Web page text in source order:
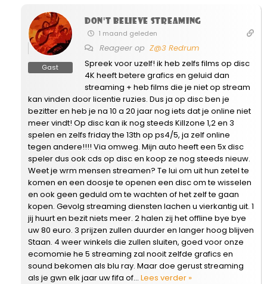
Gast
Don't believe streaming
1 maand geleden
Reageer op Z@3 Redrum
Spreek voor uzelf! ik heb zelfs films op disc
4K heeft betere grafics en geluid dan
streaming + heb films die je niet op stream
kan vinden door licentie ruzies. Dus ja op disc ben je
bezitter en heb je na 10 a 20 jaar nog iets dat je online niet
meer vindt! Op disc kan ik nog steeds Killzone 1,2 en 3
spelen en zelfs friday the 13th op ps4/5, ja zelf online
tegen andere!!!! Via omweg. Mijn auto heeft een 5x disc
speler dus ook cds op disc en koop ze nog steeds nieuw.
Weet je wrm mensen streamen? Te lui om uit hun zetel te
komen en een doosje te openen een disc om te wisselen
en ook geen geduld om te wachten of het zelf te gaan
kopen. Gevolg streaming diensten lachen u vierkantig uit. 1
jij huurt en bezit niets meer. 2 halen zij het offline bye bye
uw 80 euro. 3 prijzen zullen duurder en langer hoog blijven
Staan. 4 weer winkels die zullen sluiten, goed voor onze
ecomomie he 5 streaming zal nooit zelfde grafics en
sound bekomen als blu ray. Maar doe gerust streaming
als je gwn elk jaar uw fifa of… Lees verder »